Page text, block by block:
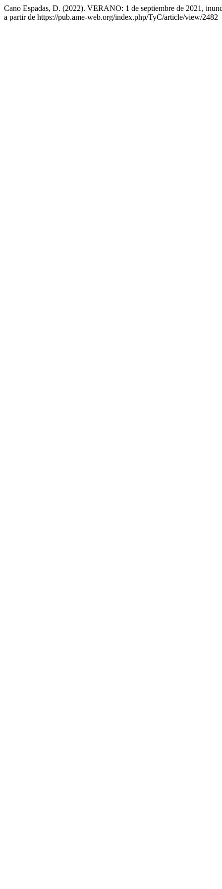
Cano Espadas, D. (2022). VERANO: 1 de septiembre de 2021,
a partir de https://pub.ame-web.org/index.php/TyC/article/view/2482